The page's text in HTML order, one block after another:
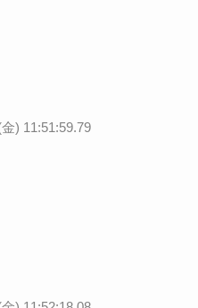
) 11:51:59.79